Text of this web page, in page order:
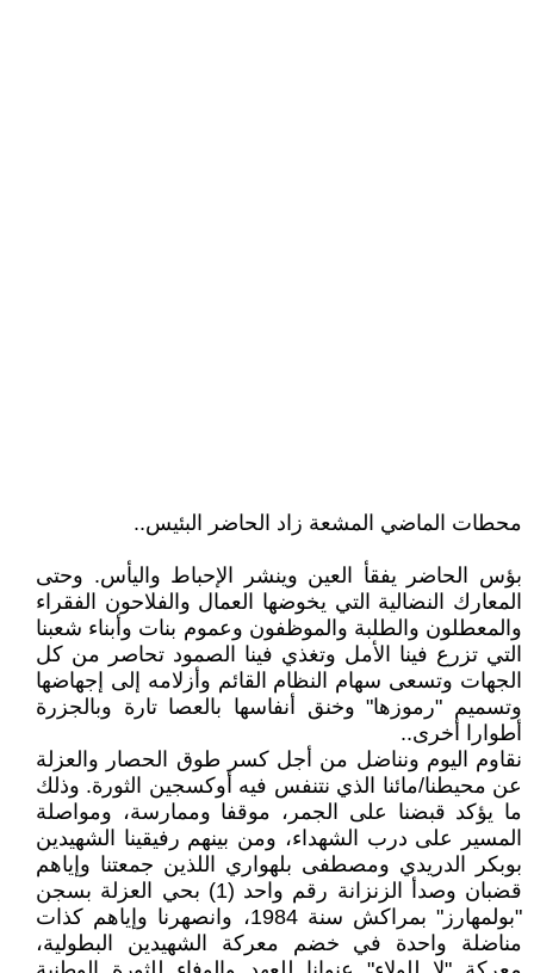
محطات الماضي المشعة زاد الحاضر البئيس..
بؤس الحاضر يفقأ العين وينشر الإحباط واليأس. وحتى
المعارك النضالية التي يخوضها العمال والفلاحون الفقراء
والمعطلون والطلبة والموظفون وعموم بنات وأبناء شعبنا
التي تزرع فينا الأمل وتغذي فينا الصمود تحاصر من كل
الجهات وتسعى سهام النظام القائم وأزلامه إلى إجهاضها
وتسميم "رموزها" وخنق أنفاسها بالعصا تارة وبالجزرة
أطوارا أخرى..
نقاوم اليوم ونناضل من أجل كسر طوق الحصار والعزلة
عن محيطنا/مائنا الذي نتنفس فيه أوكسجين الثورة. وذلك
ما يؤكد قبضنا على الجمر، موقفا وممارسة، ومواصلة
المسير على درب الشهداء، ومن بينهم رفيقينا الشهيدين
بوبكر الدريدي ومصطفى بلهواري اللذين جمعتنا وإياهم
قضبان وصدأ الزنزانة رقم واحد (1) بحي العزلة بسجن
"بولمهارز" بمراكش سنة 1984، وانصهرنا وإياهم كذات
مناضلة واحدة في خضم معركة الشهيدين البطولية،